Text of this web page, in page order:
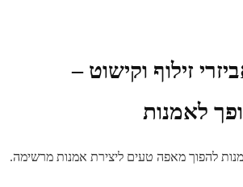
זילוף וקישוט –
לאמנות
להפוך מאפה טעים ליצירת אמנות מרשימה.